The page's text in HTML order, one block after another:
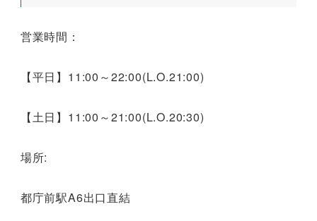
営業時間：
【平日】11:00～22:00(L.O.21:00)
【土日】11:00～21:00(L.O.20:30)
場所:
都庁前駅A6出口直結